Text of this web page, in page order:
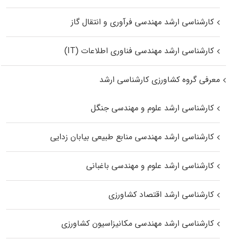
کارشناسی ارشد مهندسی فرآوری و انتقال گاز
کارشناسی ارشد مهندسی فناوری اطلاعات (IT)
معرفی گروه کشاورزی کارشناسی ارشد
کارشناسی ارشد علوم و مهندسی جنگل
کارشناسی ارشد مهندسی منابع طبیعی بیابان زدایی
کارشناسی ارشد علوم و مهندسی باغبانی
کارشناسی ارشد اقتصاد کشاورزی
کارشناسی ارشد مهندسی مکانیزاسیون کشاورزی